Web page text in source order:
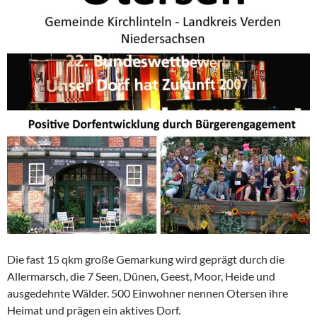
Die fast 15 qkm große Gemarkung wird geprägt durch die
Allermarsch, die 7 Seen, Dünen, Geest, Moor, Heide und
ausgedehnte Wälder. 500 Einwohner nennen Otersen ihre
Heimat und prägen ein aktives Dorf.